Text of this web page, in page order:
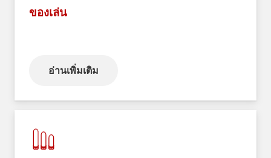
ของเล่น
อ่านเพิ่มเติม